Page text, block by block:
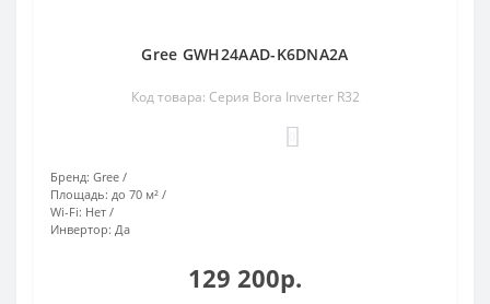
Gree GWH24AAD-K6DNA2A
Код товара: Серия Bora Inverter R32
Бренд: Gree
Площадь: до 70 м²
Wi-Fi: Нет
Инвертор: Да
129 200р.